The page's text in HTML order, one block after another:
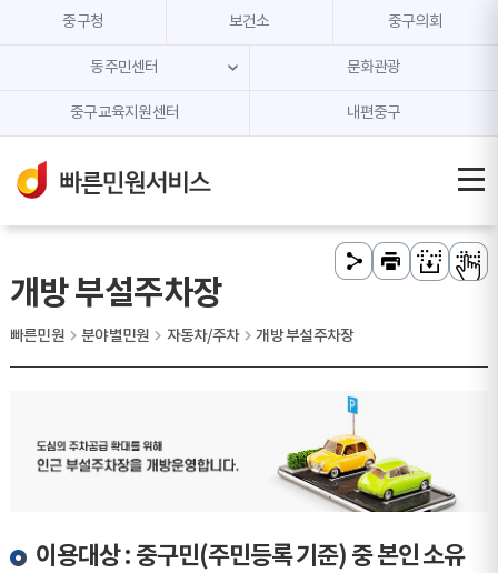
본문 내용 바로가기
주메뉴 바로가기
중구청 보건소 중구의회
동주민센터 문화관광
중구교육지원센터 내편중구
개방 부설주차장
빠른민원 분야별민원 자동차/주차 개방 부설주차장
이용대상 : 중구민(주민등록 기준) 중 본인 소유